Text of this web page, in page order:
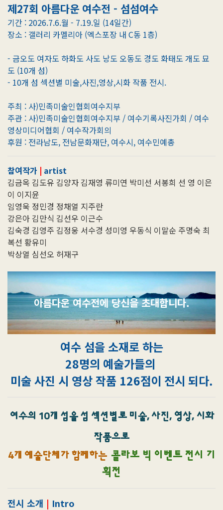
제27회 아름다운 여수전 - 섬섬여수
기간 : 2026.7.6.월 - 7.19.일 (14일간)
장소 : 갤러리 카멜리아 (엑스포장 내 C동 1층)
- 금오도 여자도 하화도 사도 낭도 오동도 경도 화태도 개도 묘
도 (10개 섬)
- 10개 섬 섹션별 미술,사진,영상,시화 작품 전시.
주최 : 사)민족미술인협회여수지부
주관 : 사)민족미술인협회여수지부 / 여수기록사진가회 / 여수
영상미디어협회 / 여수작가회의
후원 : 전라남도, 전남문화재단, 여수시, 여수민예총
참여작가 | artist
김금옥 김도유 김양자 김재영 류미연 박미선 서봉희 선 영 이은
이 이지윤
임영욱 정민경 정채열 지주란
강은아 김만식 김선우 이근수
김숙경 김영주 김정웅 서수경 성미영 우동식 이말순 주명숙 최
복선 황유미
박상열 심선오 허재구
아름다운 여수전에 당신을 초대합니다.
여수 섬을 소재로 하는
28명의 예술가들의
미술 사진 시 영상 작품 126점이 전시 되다.
여수의 10개 섬을 섬 섹션별로 미술, 사진, 영상, 시화
작품으로
4개 예술단체가 함께하는 콜라보 빅 이벤트 전시 기
획전
전시 소개 | Intro